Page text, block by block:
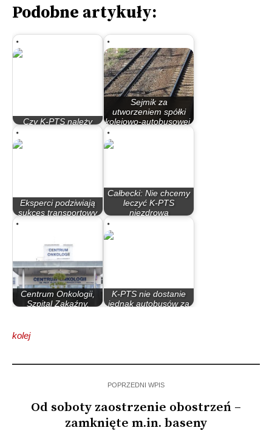
Podobne artykuły:
Czy K-PTS należy
Sejmik za
utworzeniem spółki
kolejowo-autobusowej,
Eksperci podziwiają
sukces transportowy
Całbecki: Nie chcemy
leczyć K-PTS
niezdrową
Centrum Onkologii,
Szpital Zakaźny,
K-PTS nie dostanie
jednak autobusów za
kolej
POPRZEDNI WPIS
Od soboty zaostrzenie obostrzeń –
zamknięte m.in. baseny